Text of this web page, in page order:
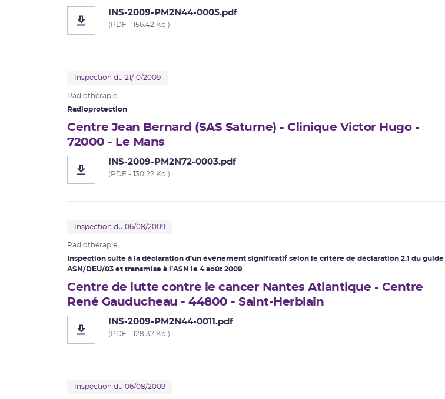
INS-2009-PM2N44-0005.pdf
(PDF - 156.42 Ko )
Inspection du 21/10/2009
Radiothérapie
Radioprotection
Centre Jean Bernard (SAS Saturne) - Clinique Victor Hugo -
72000 - Le Mans
INS-2009-PM2N72-0003.pdf
(PDF - 130.22 Ko )
Inspection du 06/08/2009
Radiothérapie
Inspection suite à la déclaration d’un événement significatif selon le critère de déclaration 2.1 du guide
ASN/DEU/03 et transmise à l’ASN le 4 août 2009
Centre de lutte contre le cancer Nantes Atlantique - Centre
René Gauducheau - 44800 - Saint-Herblain
INS-2009-PM2N44-0011.pdf
(PDF - 128.37 Ko )
Inspection du 06/08/2009